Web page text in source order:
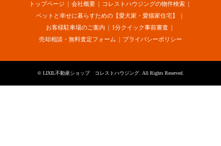
トップページ 会社概要
コレストハウジングの物件検索
ペットと幸せに暮らすための【愛犬家・愛猫家住宅】
お客様駐車場のご案内
1分クイック事前審査
売却相談・無料査定フォーム
プライバシーポリシー
© LIXIL不動産ショップ コレストハウジング. All Rights Reserved.